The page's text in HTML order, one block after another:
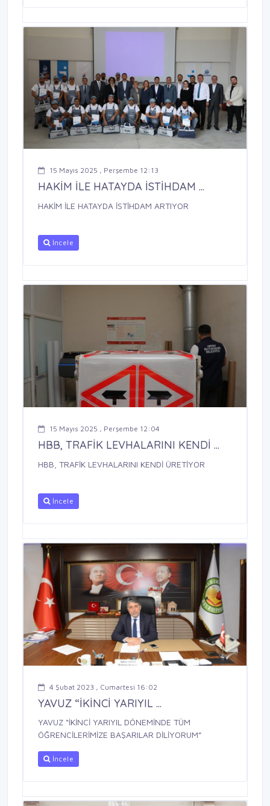
15 Mayıs 2025 , Perşembe 12:13
HAKİM İLE HATAYDA İSTİHDAM ...
HAKİM İLE HATAYDA İSTİHDAM ARTIYOR
İncele
15 Mayıs 2025 , Perşembe 12:04
HBB, TRAFİK LEVHALARINI KENDİ ...
HBB, TRAFİK LEVHALARINI KENDİ ÜRETİYOR
İncele
4 Şubat 2023 , Cumartesi 16:02
YAVUZ “İKİNCİ YARIYIL ...
YAVUZ “İKİNCİ YARIYIL DÖNEMİNDE TÜM
ÖĞRENCİLERİMİZE BAŞARILAR DİLİYORUM”
İncele